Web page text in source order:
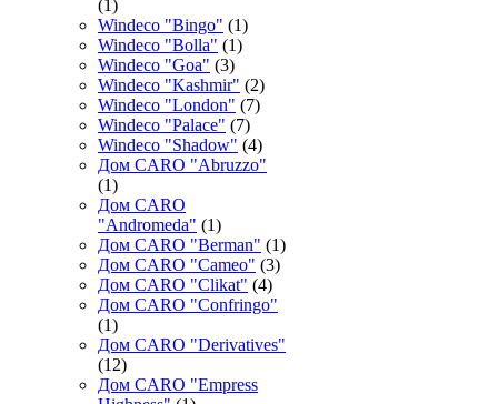
(1)
Windeco "Bingo" (1)
Windeco "Bolla" (1)
Windeco "Goa" (3)
Windeco "Kashmir" (2)
Windeco "London" (7)
Windeco "Palace" (7)
Windeco "Shadow" (4)
Дом CARO "Abruzzo"
(1)
Дом CARO
"Andromeda" (1)
Дом CARO "Berman" (1)
Дом CARO "Cameo" (3)
Дом CARO "Clikat" (4)
Дом CARO "Confringo"
(1)
Дом CARO "Derivatives"
(12)
Дом CARO "Empress